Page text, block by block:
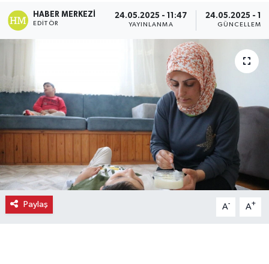
HABER MERKEZI
EDITÖR
24.05.2025 - 11:47
YAYINLANMA
24.05.2025 -
GÜNCELLEME
Paylaş A- A+
Emlak
Gurme
Haber
İlçe Haberleri
Keşfet